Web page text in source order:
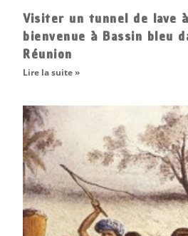
Visiter un tunnel de lave
bienvenue à Bassin bleu
Réunion
Lire la suite »